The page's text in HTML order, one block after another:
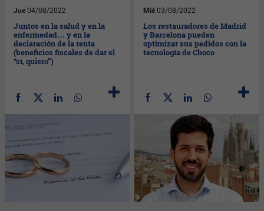
Jue 04/08/2022
Juntos en la salud y en la
enfermedad… y en la
declaración de la renta
(beneficios fiscales de dar el
“sí, quiero”)
Mié 03/08/2022
Los restauradores de Madrid
y Barcelona pueden
optimizar sus pedidos con la
tecnología de Choco